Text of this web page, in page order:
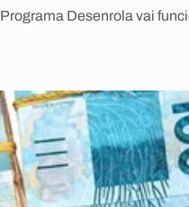
Programa Desenrola vai